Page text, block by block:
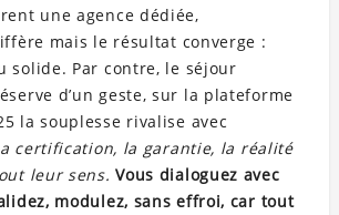
une agence dédiée,
mais le résultat converge :
solide. Par contre, le séjour
d’un geste, sur la plateforme
la souplesse rivalise avec
certification, la garantie, la réalité
leur sens. Vous dialoguez avec
modulez, sans effroi, car tout